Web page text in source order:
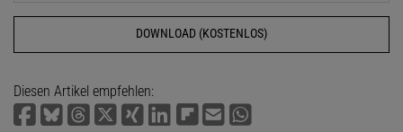
DOWNLOAD (KOSTENLOS)
Diesen Artikel empfehlen: